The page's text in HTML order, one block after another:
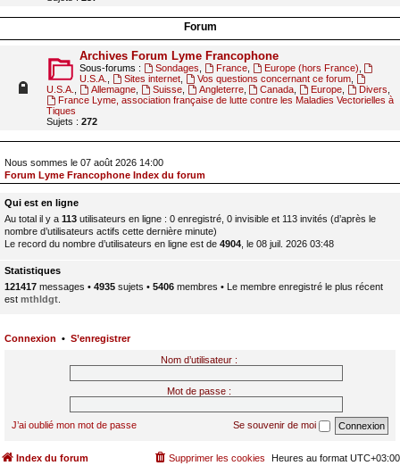
Forum
Archives Forum Lyme Francophone
Sous-forums : Sondages France, Europe (hors France)
U.S.A.
Sites internet, Vos questions concernant ce forum,
U.S.A.
Allemagne, Suisse, Angleterre, Canada Europe Divers
France Lyme, association française de lutte contre les Maladies Vectorielles à
Tiques
Sujets : 272
Nous sommes le 07 août 2026 14:00
Forum Lyme Francophone Index du forum
Qui est en ligne
Au total il y a 113 utilisateurs en ligne : 0 enregistré, 0 invisible et 113 invités (d’après le
nombre d’utilisateurs actifs cette dernière minute)
Le record du nombre d’utilisateurs en ligne est de 4904 , le 08 juil. 2026 03:48
Statistiques
121417 messages • 4935 sujets • 5406 membres • Le membre enregistré le plus récent
est mthldgt
Connexion • S’enregistrer
Nom d’utilisateur :
Mot de passe :
J’ai oublié mon mot de passe Se souvenir de moi
Index du forum Heures au format UTC+03:00
Supprimer les cookies